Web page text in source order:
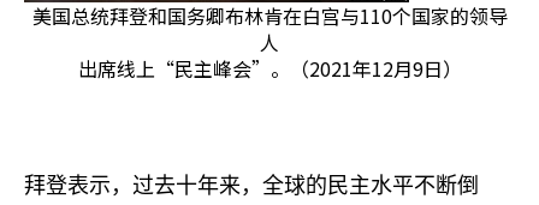
美国总统拜登和国务卿布林肯在白宫与110个国家的领导
人
出席线上“民主峰会”。（2021年12月9日）
拜登表示，过去十年来，全球的民主水平不断倒